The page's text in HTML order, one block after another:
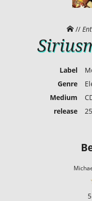
//
Label
Genre
Medium
release